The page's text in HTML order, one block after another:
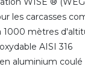
les carcasses
1000 mètres
AISI 316
aluminium coulé